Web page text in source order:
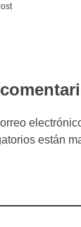
están